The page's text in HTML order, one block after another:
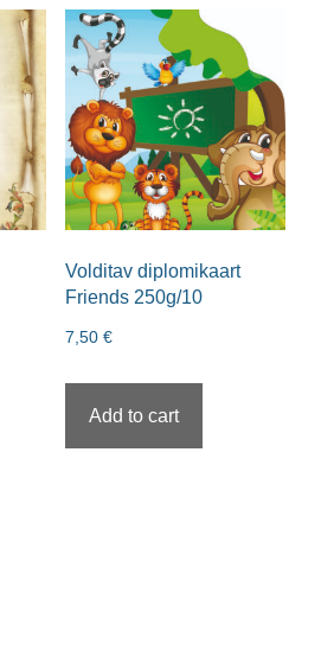
Volditav diplomikaart
Friends 250g/10
7,50 €
Add to cart